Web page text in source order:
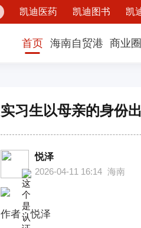
凯迪医药 凯迪图书 凯
首页 海南自贸港 商业圈
实习生以母亲的身份
悦泽
2026-04-11 16:14 海南
作者；悦泽